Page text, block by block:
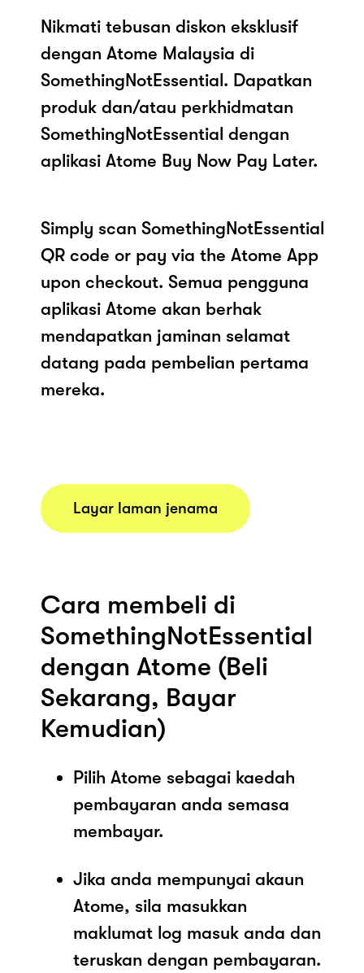
Nikmati tebusan diskon eksklusif
dengan Atome Malaysia di
SomethingNotEssential. Dapatkan
produk dan/atau perkhidmatan
SomethingNotEssential dengan
aplikasi Atome Buy Now Pay Later.
Simply scan SomethingNotEssential
QR code or pay via the Atome App
upon checkout. Semua pengguna
aplikasi Atome akan berhak
mendapatkan jaminan selamat
datang pada pembelian pertama
mereka.
Layar laman jenama
Cara membeli di
SomethingNotEssential
dengan Atome (Beli
Sekarang, Bayar
Kemudian)
Pilih Atome sebagai kaedah
pembayaran anda semasa
membayar.
Jika anda mempunyai akaun
Atome, sila masukkan
maklumat log masuk anda dan
teruskan dengan pembayaran.